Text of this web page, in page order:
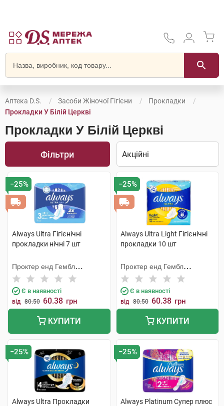
Аптека D.S. Засоби Жіночої Гігієни
Прокладки
Прокладки У Білій Церкві
Прокладки У Білій Церкві
Фільтри
−25%
Always Ultra Гігієнічні
прокладки нічні 7 шт
Проктер енд Гембл
Мануфекчурінг
Є в наявності
від 80.50 60.38 грн
КУПИТИ
−25%
Always Ultra Light Гігієнічні
прокладки 10 шт
Проктер енд Гембл
Мануфекчурінг
Є в наявності
від 80.50 60.38 грн
КУПИТИ
−25%
Always Ultra Прокладки
−25%
Always Platinum Супер плюс